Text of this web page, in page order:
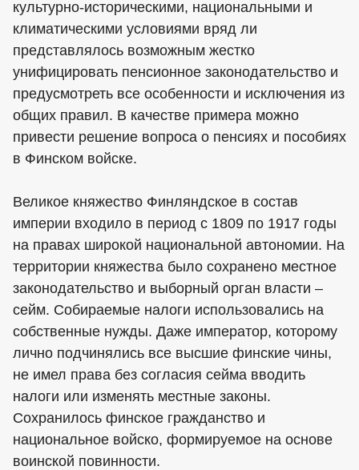
культурно-историческими, национальными и
климатическими условиями вряд ли
представлялось возможным жестко
унифицировать пенсионное законодательство и
предусмотреть все особенности и исключения из
общих правил. В качестве примера можно
привести решение вопроса о пенсиях и пособиях
в Финском войске.
Великое княжество Финляндское в состав
империи входило в период с 1809 по 1917 годы
на правах широкой национальной автономии. На
территории княжества было сохранено местное
законодательство и выборный орган власти –
сейм. Собираемые налоги использовались на
собственные нужды. Даже император, которому
лично подчинялись все высшие финские чины,
не имел права без согласия сейма вводить
налоги или изменять местные законы.
Сохранилось финское гражданство и
национальное войско, формируемое на основе
воинской повинности.